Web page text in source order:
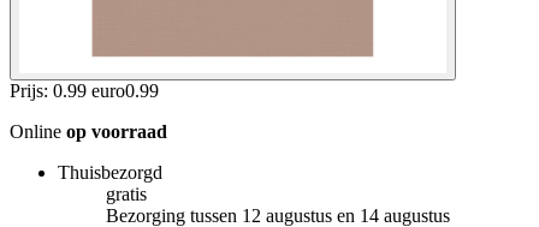
Prijs: 0.99 euro0.99
Online op voorraad
Thuisbezorgd
gratis
Bezorging tussen 12 augustus en 14 augustus